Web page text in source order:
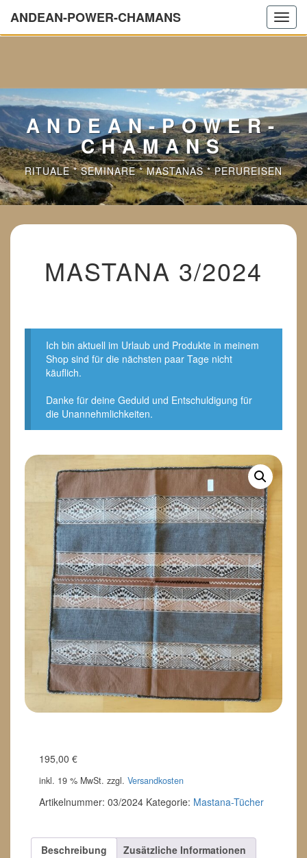
Wir sind aktuell in Urlaub.
ANDEAN-POWER-CHAMANS
ANDEAN-POWER-
CHAMANS
RITUALE * SEMINARE * MASTANAS * PERUREISEN
3/2024
MASTANA 3/2024
Ich bin aktuell im Urlaub und Produkte in meinem
Shop sind für die nächsten paar Tage nicht
käuflich.
Danke für deine Geduld und Entschuldigung für
die Unannehmlichkeiten.
195,00 €
inkl. 19 % MwSt. zzgl. Versandkosten
Artikelnummer: 03/2024 Kategorie: Mastana-Tücher
Beschreibung Zusätzliche Informationen